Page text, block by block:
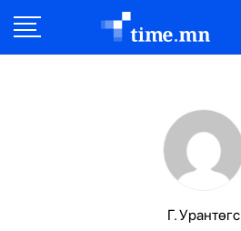
Эдийн Засаг
Г. Урантөгс